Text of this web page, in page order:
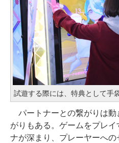
試遊する際には、特典として手
パートナーとの繋がりは動
がりもある。ゲームをプレ
ナが深まり、プレーヤーへ